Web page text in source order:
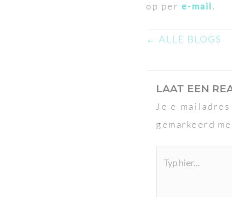
op per e-mail.
← ALLE BLOGS
LAAT EEN
Je e-
gemarkeerd